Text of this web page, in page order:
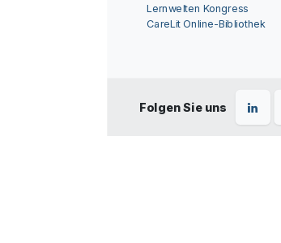
Lernwelten Kongress
CareLit Online-Bibliothek
Folgen Sie uns